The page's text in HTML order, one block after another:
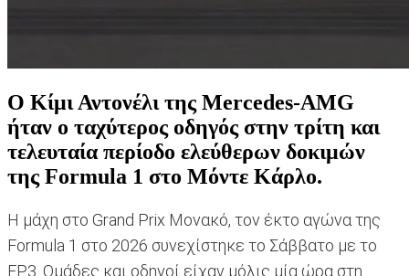
O Κίμι Αντονέλι της Mercedes-AMG
ήταν ο ταχύτερος οδηγός στην τρίτη και
τελευταία περίοδο ελεύθερων δοκιμών
της Formula 1 στο Μόντε Κάρλο.
H μάχη στο Grand Prix Μονακό, τον έκτο αγώνα της
Formula 1 στο 2026 συνεχίστηκε το Σάββατο με το
FP3. Ομάδες και οδηγοί είχαν μόλις μία ώρα στη